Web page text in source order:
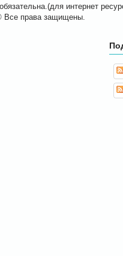
интернет
Все права защищены.